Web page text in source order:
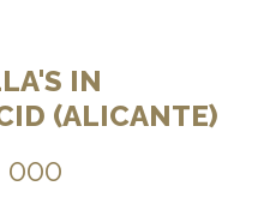
IN
(ALICANTE)